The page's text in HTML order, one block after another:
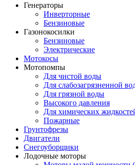
Генераторы
Инверторные
Бензиновые
Газонокосилки
Бензиновые
Электрические
Мотокосы
Мотопомпы
Для чистой воды
Для слабозагрязненной
Для грязной воды
Высокого давления
Для химических
Пожарные
Грунтофрезы
Двигатели
Снегоуборщики
Лодочные моторы